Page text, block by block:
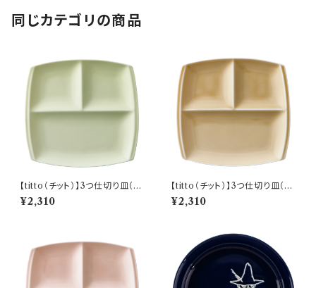
同じカテゴリの商品
【titto（チット）】3つ仕切り皿（角
ライトグリーン) O-P37503
¥2,310
【titto（チット）】3つ仕切り皿（角
ライトブラウン) O-P37504
¥2,310